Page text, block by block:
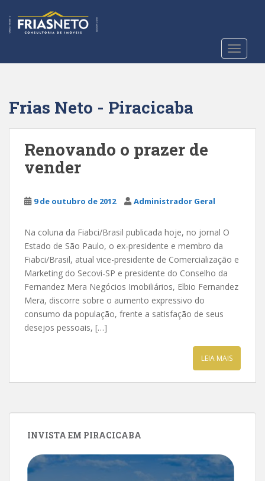
t
Frias Neto - Piracicaba
Renovando o prazer de
vender
9 de outubro de 2012 Administrador Geral
Na coluna da Fiabci/Brasil publicada hoje, no jornal O
Estado de São Paulo, o ex-presidente e membro da
Fiabci/Brasil, atual vice-presidente de Comercialização e
Marketing do Secovi-SP e presidente do Conselho da
Fernandez Mera Negócios Imobiliários, Elbio Fernandez
Mera, discorre sobre o aumento expressivo do
consumo da população, frente a satisfação de seus
desejos pessoais, […]
LEIA MAIS
INVISTA EM PIRACICABA